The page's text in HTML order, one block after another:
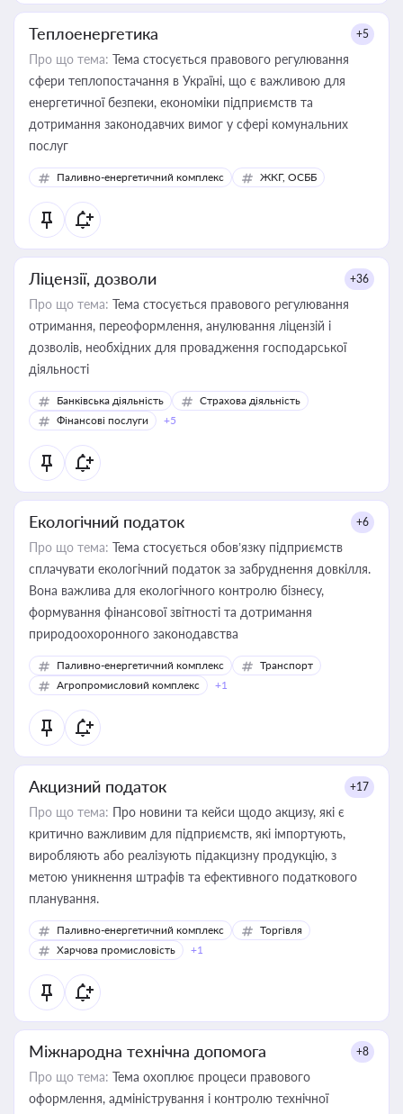
Теплоенергетика +5
Про що тема: Тема стосується правового регулювання
сфери теплопостачання в Україні, що є важливою для
енергетичної безпеки, економіки підприємств та
дотримання законодавчих вимог у сфері комунальних
послуг
Паливно-енергетичний комплекс ЖКГ, ОСББ
Ліцензії, дозволи +36
Про що тема: Тема стосується правового регулювання
отримання, переоформлення, анулювання ліцензій і
дозволів, необхідних для провадження господарської
діяльності
Банківська діяльність
Страхова діяльність
Фінансові послуги
+5
Екологічний податок +6
Про що тема: Тема стосується обов’язку підприємств
сплачувати екологічний податок за забруднення довкілля.
Вона важлива для екологічного контролю бізнесу,
формування фінансової звітності та дотримання
природоохоронного законодавства
Паливно-енергетичний комплекс
Транспорт
Агропромисловий комплекс
+1
Акцизний податок +17
Про що тема: Про новини та кейси щодо акцизу, які є
критично важливим для підприємств, які імпортують,
виробляють або реалізують підакцизну продукцію, з
метою уникнення штрафів та ефективного податкового
планування.
Паливно-енергетичний комплекс
Торгівля
Харчова промисловість
+1
Міжнародна технічна допомога +8
Про що тема: Тема охоплює процеси правового
оформлення, адміністрування і контролю технічної